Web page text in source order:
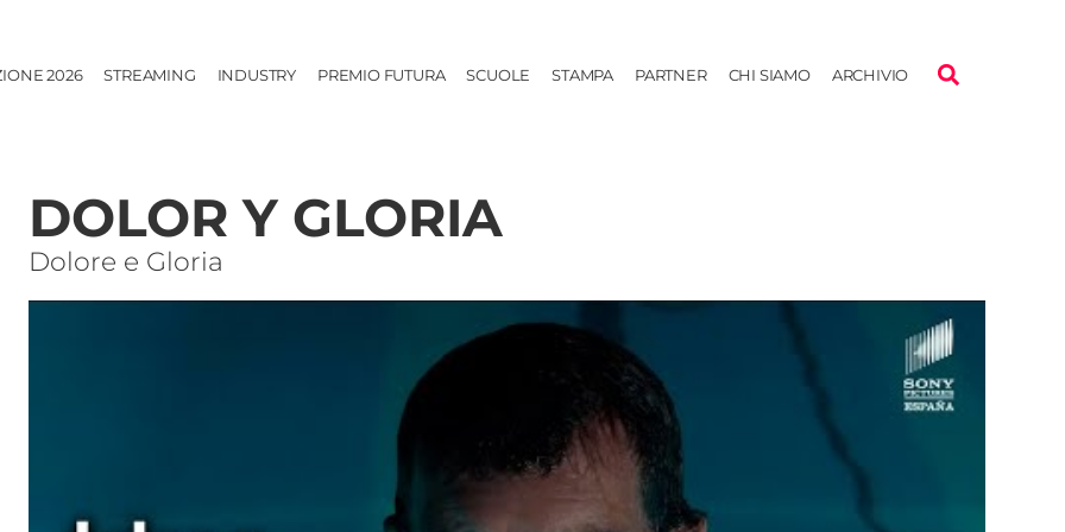
2026 STREAMING INDUSTRY PREMIO FUTURA SCUOLE STAMPA PARTNER CHI SIAMO ARCHIVIO
DOLOR Y GLORIA
Dolore e Gloria